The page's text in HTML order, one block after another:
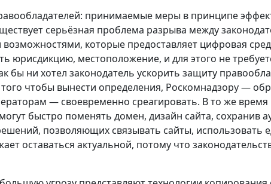
принимаемые меры в принципе
серьёзная проблема разрыва между
возможностями, которые предоставляет цифровая
юрисдикцию, местоположение, и для этого не
бы ни хотел законодатель ускорить защиту
чтобы вынести определения, Роскомнадзору —
— своевременно среагировать. В то же
быстро поменять домен, дизайн сайта, сохранив
позволяющих связывать сайты, использовать
оставаться актуальной, потому что